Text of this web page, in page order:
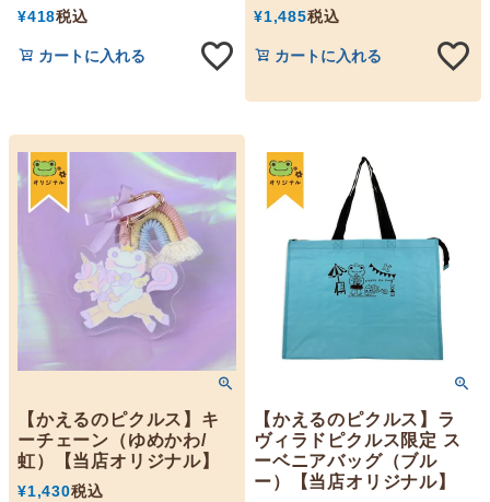
¥418税込
カートに入れる
¥1,485税込
カートに入れる
【かえるのピクルス】キ
ーチェーン（ゆめかわ/
虹）【当店オリジナル】
¥1,430税込
【かえるのピクルス】ラ
ヴィラドピクルス限定 ス
ーベニアバッグ（ブル
ー）【当店オリジナル】